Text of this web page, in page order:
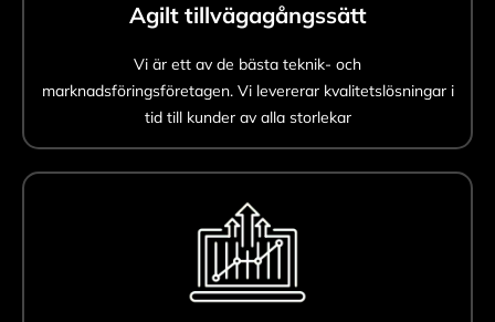
Agilt tillvägagångssätt
Vi är ett av de bästa teknik- och
marknadsföringsföretagen. Vi levererar kvalitetslösningar i
tid till kunder av alla storlekar